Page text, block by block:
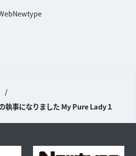
/
執事になりました My Pure Lady１